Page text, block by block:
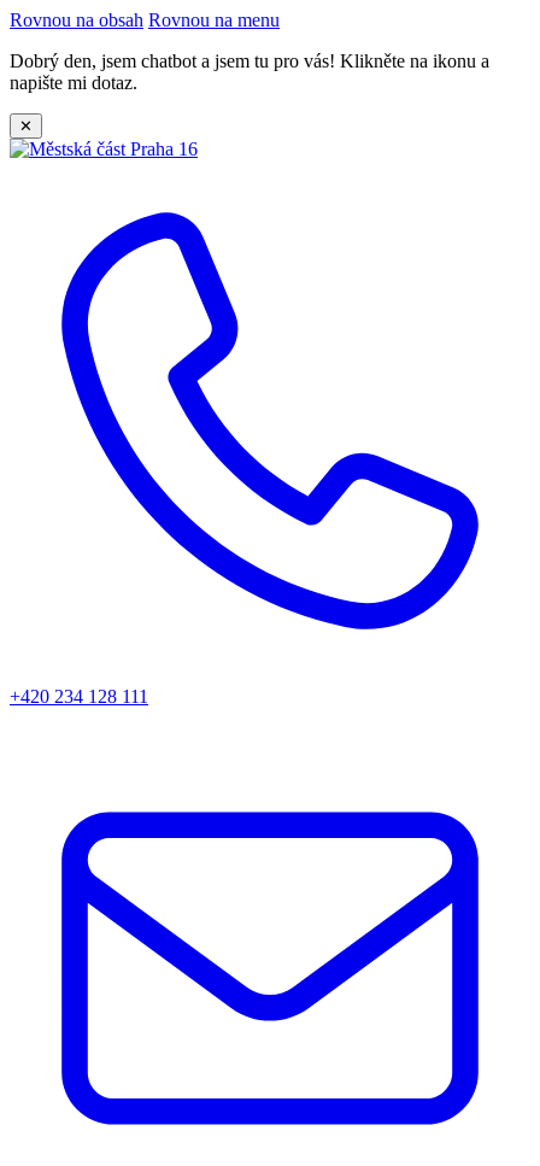
Rovnou na obsah Rovnou na menu
Dobrý den, jsem chatbot a jsem tu pro vás! Klikněte na ikonu a
napište mi dotaz.
✕
+420 234 128 111